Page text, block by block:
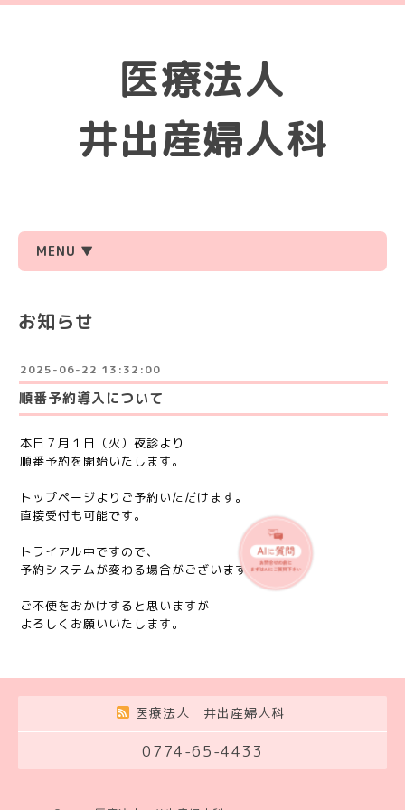
医療法人
井出産婦人科
MENU ▼
お知らせ
2025-06-22 13:32:00
順番予約導入について
本日７月１日（火）夜診より
順番予約を開始いたします。
トップページよりご予約いただけます。
直接受付も可能です。
トライアル中ですので、
予約システムが変わる場合がございます。
ご不便をおかけすると思いますが
よろしくお願いいたします。
医療法人 井出産婦人科
0774-65-4433